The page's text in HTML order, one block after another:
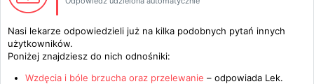
Nasi lekarze odpowiedzieli już na kilka podobnych pytań innych
użytkowników.
Poniżej znajdziesz do nich odnośniki:
Wzdęcia i bóle brzucha oraz przelewanie – odpowiada Lek.